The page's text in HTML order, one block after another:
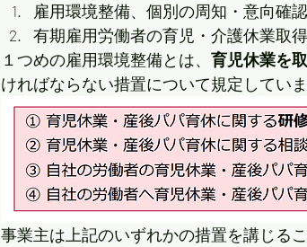
雇用環境整備、個別の周知・意向確
有期雇用労働者の育児・介護休業取
１つめの雇用環境整備とは、 育児休業を
ければならない措置について規定していま
事業主は上記のいずれかの措置を講じる